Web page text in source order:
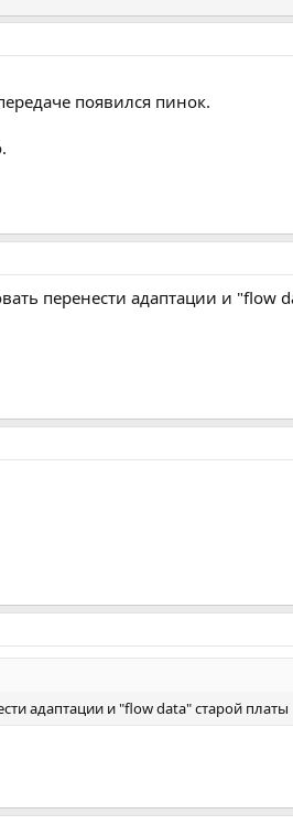
появился пинок.
перенести адаптации и "flow
адаптации и "flow data" старой платы